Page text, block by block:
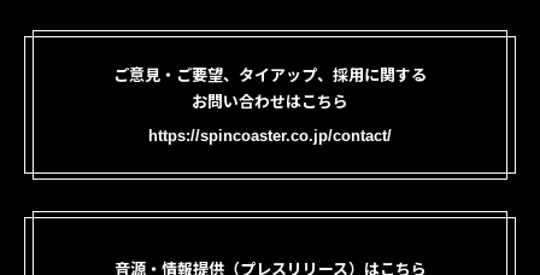
ご意見・ご要望、タイアップ、採用に関する
お問い合わせはこちら
https://spincoaster.co.jp/contact/
音源・情報提供（プレスリリース）はこちら